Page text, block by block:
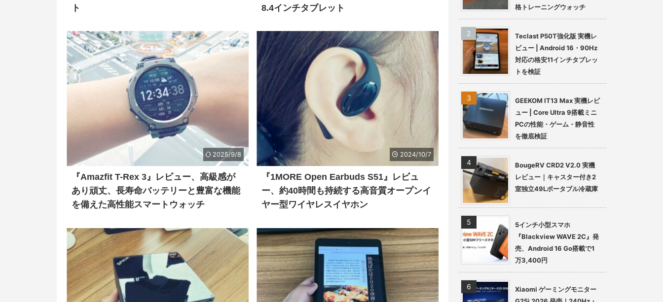
ト
8.4インチタブレット
2025/9/8
『Amazfit T-Rex 3』レビュー、高級感が
あり頑丈、長寿命バッテリーと豊富な機能
を備えた高性能スマートウォッチ
2024/10/7
『1MORE Open Earbuds S51』レビュ
ー、約40時間も持続する高音質オープンイ
ヤー型ワイヤレスイヤホン
格トレーニングウォッチ
Teclast P50T強化版 実機レ
ビュー | Android 16・90Hz
対応の格安11インチタブレッ
トを検証
GEEKOM IT13 Max 実機レビ
ュー | Core Ultra 9搭載ミニ
PCの性能・ゲーム・静音性
を徹底検証
BougeRV CRD2 V2.0 実機
レビュー｜キャスター付き2
室独立49Lポータブル冷蔵庫
5インチ小型スマホ
『Blackview WAVE 2C』発
売、Android 16 Go搭載で1
万3,400円
Xiaomi ゲーミングモニター